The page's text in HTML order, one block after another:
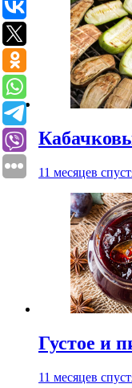
11 месяцев
Густое и
11 месяцев